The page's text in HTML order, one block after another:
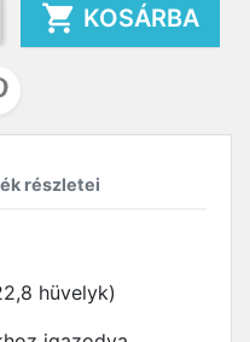
 KOSÁRBA
részletei
hüvelyk)